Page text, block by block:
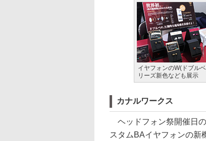
イヤフォンのW(ドブル
リーズ新色なども展示
カナルワークス
ヘッドフォン祭開催日
スタムBAイヤフォンの新